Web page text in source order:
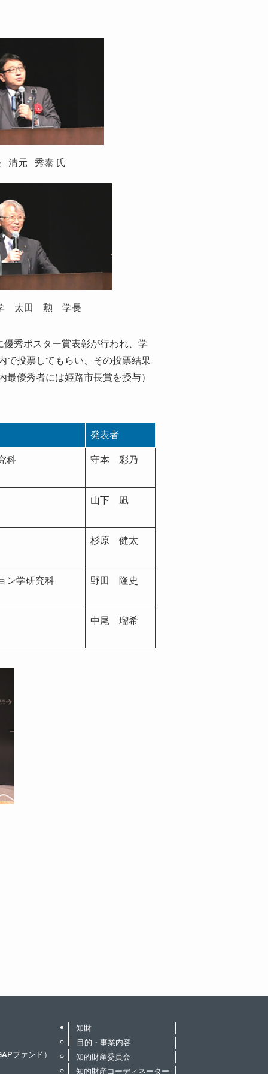
清元 秀泰 氏
学 太田 勲 学長
秀ポスター賞表彰が行われ、学
で投票してもらい、その投票結果
優秀者には姫路市長賞を授与）
発表者
科 守本 彩乃
山下 凪
杉原 健太
ン学研究科 野田 隆史
中尾 瑠希
ファンド）
知財
目的・事業内容
知的財産委員会
知的財産コーディネーター